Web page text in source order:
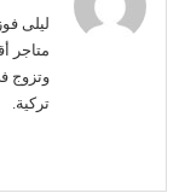
ليلى
متاجر
وتزوج
تركية.